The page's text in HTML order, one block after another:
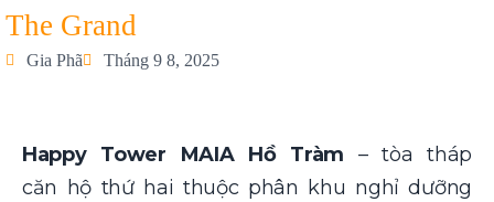
The Grand
Gia Phã Tháng 9 8, 2025
Happy Tower MAIA Hồ Tràm – tòa tháp
căn hộ thứ hai thuộc phân khu nghỉ dưỡng